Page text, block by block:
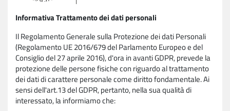
Informativa Trattamento dei dati personali
Il Regolamento Generale sulla Protezione dei dati Personali
(Regolamento UE 2016/679 del Parlamento Europeo e del
Consiglio del 27 aprile 2016), d'ora in avanti GDPR, prevede la
protezione delle persone fisiche con riguardo al trattamento
dei dati di carattere personale come diritto fondamentale. Ai
sensi dell'art.13 del GDPR, pertanto, nella sua qualità di
interessato, la informiamo che: